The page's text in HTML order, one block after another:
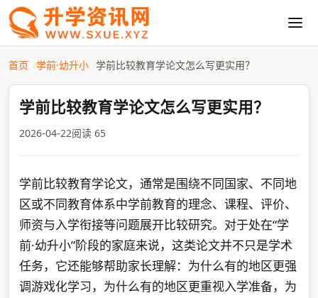
首页 学前·幼升小 学前比较教育学论文怎么写更实用？
学前比较教育学论文怎么写更实用？
2026-04-22阅读 65
学前比较教育学论文，通常是围绕不同国家、不同地
区或不同教育体系中学前教育的理念、课程、评价、
师资与入学衔接等问题展开比较研究。对于处在“学
前·幼升小”阶段的家庭来说，这类论文并不只是学术
任务，它还能够帮助家长理解：为什么有的地区更强
调游戏化学习，为什么有的地区更重视入学准备，为